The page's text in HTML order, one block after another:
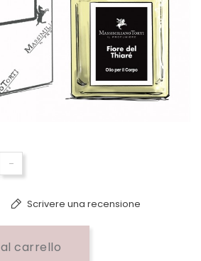
-
Scrivere una recensione
carrello